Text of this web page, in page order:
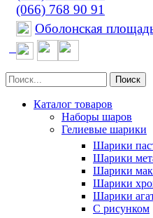
(066) 768 90 91
Оболонская
Поиск
Каталог товаров
Наборы шаров
Гелиевые шарики
Шарики
Шарики
Шарики
Шарики
Шарики
С рисунком